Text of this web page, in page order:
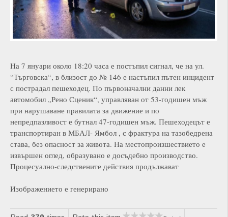
На 7 януари около 18:20 часа е постъпил сигнал, че на ул.
“Търговска“, в близост до № 146 е настъпил пътен инцидент
с пострадал пешеходец. По първоначални данни лек
автомобил „Рено Сценик“, управляван от 53-годишен мъж
при нарушаване правилата за движение и по
непредпазливост е бутнал 47-годишен мъж. Пешеходецът е
транспортиран в МБАЛ- Ямбол , с фрактура на тазобедрена
става, без опасност за живота. На местопроизшествието е
извършен оглед, образувано е досъдебно производство.
Процесуално-следствените действия продължават
Изображението е генерирано